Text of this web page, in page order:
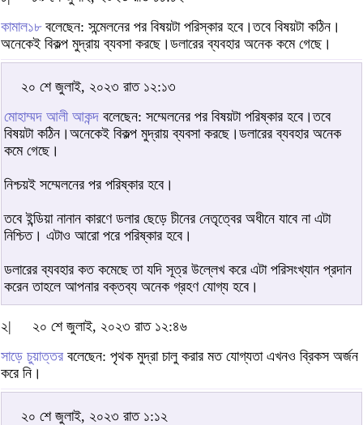
কামাল১৮বলেছেন: সন্মেলনের পর বিষয়টা পরিস্কার হবে।তবে বিষয়টা কঠিন।
অনেকেই বিকল্প মুদ্রায় ব্যবসা করছে।ডলারের ব্যবহার অনেক কমে গেছে।
২০ শে জুলাই, ২০২৩ রাত ১২:১৩
মোহাম্মদ আলী আকন্দ বলেছেন: সম্মেলনের পর বিষয়টা পরিষ্কার হবে।তবে
বিষয়টা কঠিন।অনেকেই বিকল্প মুদ্রায় ব্যবসা করছে।ডলারের ব্যবহার অনেক
কমে গেছে।
নিশ্চয়ই সম্মেলনের পর পরিষ্কার হবে।
তবে ইন্ডিয়া নানান কারণে ডলার ছেড়ে চীনের নেতৃত্বের অধীনে যাবে না এটা
নিশ্চিত। এটাও আরো পরে পরিষ্কার হবে।
ডলারের ব্যবহার কত কমেছে তা যদি সূত্র উল্লেখ করে এটা পরিসংখ্যান প্রদান
করেন তাহলে আপনার বক্তব্য অনেক গ্রহণ যোগ্য হবে।
২|
২০ শে জুলাই, ২০২৩ রাত ১২:৪৬
সাড়ে চুয়াত্তর বলেছেন: পৃথক মুদ্রা চালু করার মত যোগ্যতা এখনও ব্রিকস অর্জন
করে নি।
২০ শে জুলাই, ২০২৩ রাত ১:১২